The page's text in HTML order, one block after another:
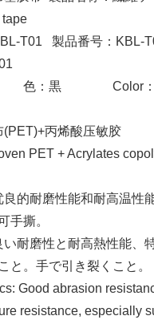
T01 製品番号：
色：黒 Color：
(PET)+丙烯酸压敏胶
PET + Acrylates
良的耐磨性能和耐高温性
手撕。
耐磨性と耐高熱性能、
と。手で引き裂くこと。
Good abrasion
resistance, especially